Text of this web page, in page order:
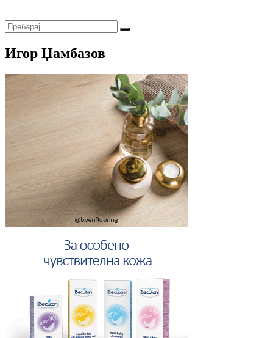
Игор Џамбазов